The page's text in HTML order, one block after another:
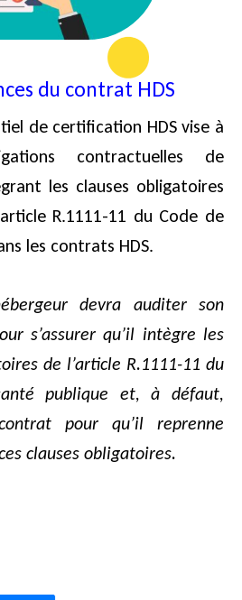
du contrat HDS
de certification HDS vise à
contractuelles de
les clauses obligatoires
R.1111-11 du Code de
les contrats HDS.
devra auditer son
s’assurer qu’il intègre les
de l’article R.1111-11 du
publique et, à défaut,
pour qu’il reprenne
clauses obligatoires.